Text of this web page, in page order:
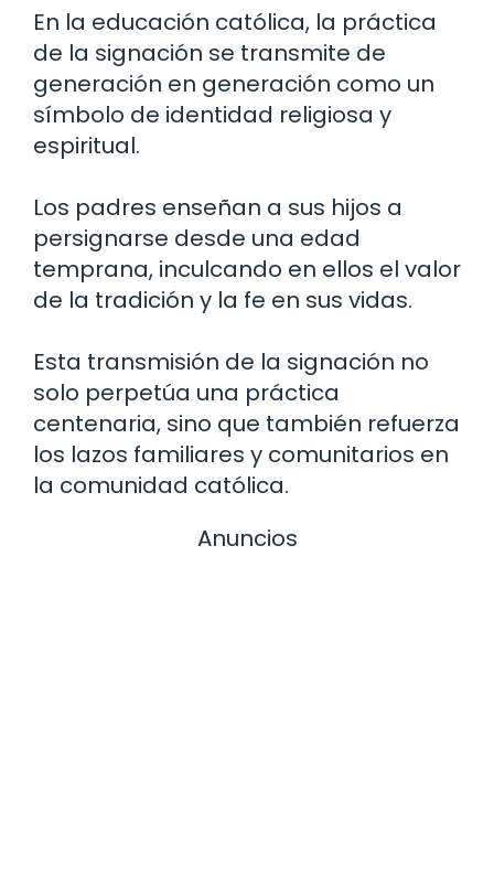
En la educación católica, la práctica
de la signación se transmite de
generación en generación como un
símbolo de identidad religiosa y
espiritual.
Los padres enseñan a sus hijos a
persignarse desde una edad
temprana, inculcando en ellos el valor
de la tradición y la fe en sus vidas.
Esta transmisión de la signación no
solo perpetúa una práctica
centenaria, sino que también refuerza
los lazos familiares y comunitarios en
la comunidad católica.
Anuncios